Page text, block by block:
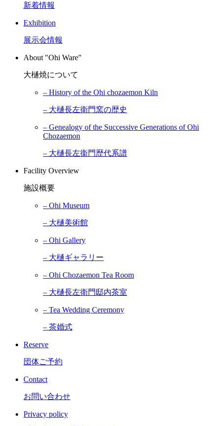
新着情報
Exhibition
展示会情報
About "Ohi Ware"
大樋焼について
– History of the Ohi chozaemon Kiln
– 大樋長左衛門窯の歴史
– Genealogy of the Successive Generations of Ohi
Chozaemon
– 大樋長左衞門歴代系譜
Facility Overview
施設概要
– Ohi Museum
– 大樋美術館
– Ohi Gallery
– 大樋ギャラリー
– Ohi Chozaemon Tea Room
– 大樋長左衛門邸内茶室
– Tea Wedding Ceremony
– 茶婚式
Reserve
団体ご予約
Contact
お問い合わせ
Privacy policy